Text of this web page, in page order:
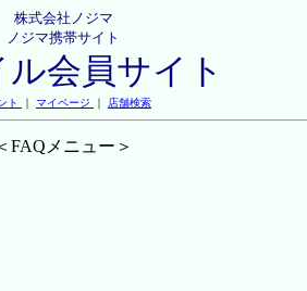
株式会社ノジマ
ノジマ携帯サイト
会員サイト
ト ｜ マイページ ｜ 店舗検索
FAQメニュー＞